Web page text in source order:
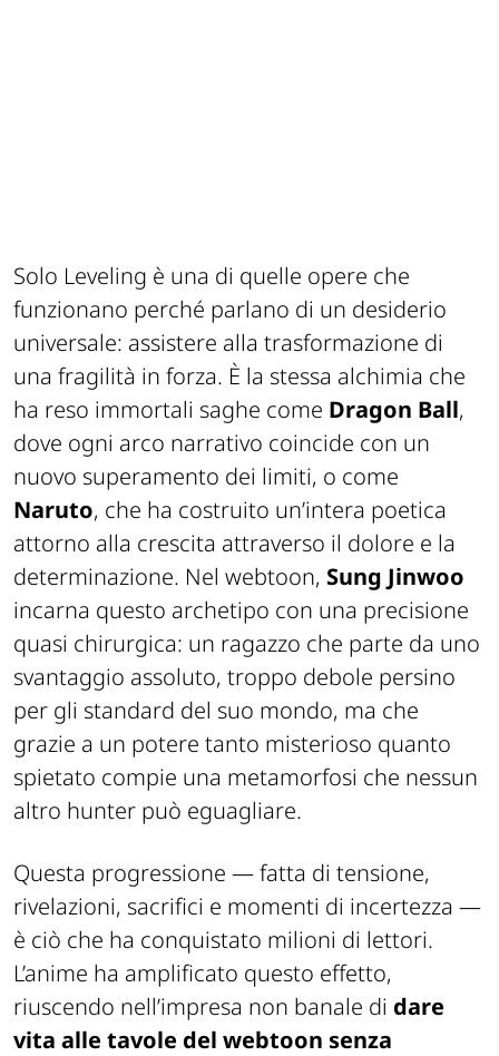
Solo Leveling è una di quelle opere che
funzionano perché parlano di un desiderio
universale: assistere alla trasformazione di
una fragilità in forza. È la stessa alchimia che
ha reso immortali saghe come Dragon Ball,
dove ogni arco narrativo coincide con un
nuovo superamento dei limiti, o come
Naruto, che ha costruito un’intera poetica
attorno alla crescita attraverso il dolore e la
determinazione. Nel webtoon, Sung Jinwoo
incarna questo archetipo con una precisione
quasi chirurgica: un ragazzo che parte da uno
svantaggio assoluto, troppo debole persino
per gli standard del suo mondo, ma che
grazie a un potere tanto misterioso quanto
spietato compie una metamorfosi che nessun
altro hunter può eguagliare.
Questa progressione — fatta di tensione,
rivelazioni, sacrifici e momenti di incertezza —
è ciò che ha conquistato milioni di lettori.
L’anime ha amplificato questo effetto,
riuscendo nell’impresa non banale di dare
vita alle tavole del webtoon senza